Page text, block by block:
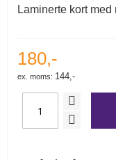
Laminerte kort
180,-
144,-